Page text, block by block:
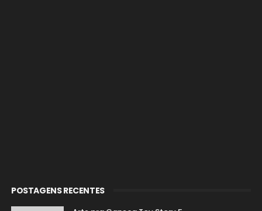
POSTAGENS RECENTES